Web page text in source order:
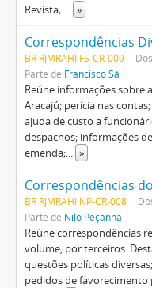
Revista; ... »
Correspondências
BR RJMRAHI FS-CR-009
Parte de Francisco Sá
Reúne informações sobre
Aracajú; perícia nas
ajuda de custo a
despachos; informações
emenda;... »
Correspondências
BR RJMRAHI NP-CR-008
Parte de Nilo Peçanha
Reúne correspondências
volume, por terceiros.
questões políticas
pedidos de favorecimento